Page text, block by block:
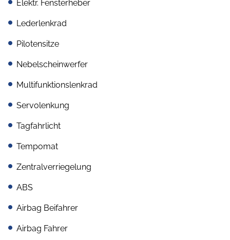
Elektr. Fensterheber
Lederlenkrad
Pilotensitze
Nebelscheinwerfer
Multifunktionslenkrad
Servolenkung
Tagfahrlicht
Tempomat
Zentralverriegelung
ABS
Airbag Beifahrer
Airbag Fahrer